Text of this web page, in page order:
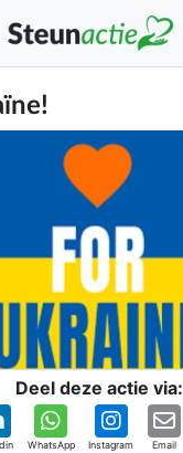
Deel deze actie via:
WhatsApp Instagram Email